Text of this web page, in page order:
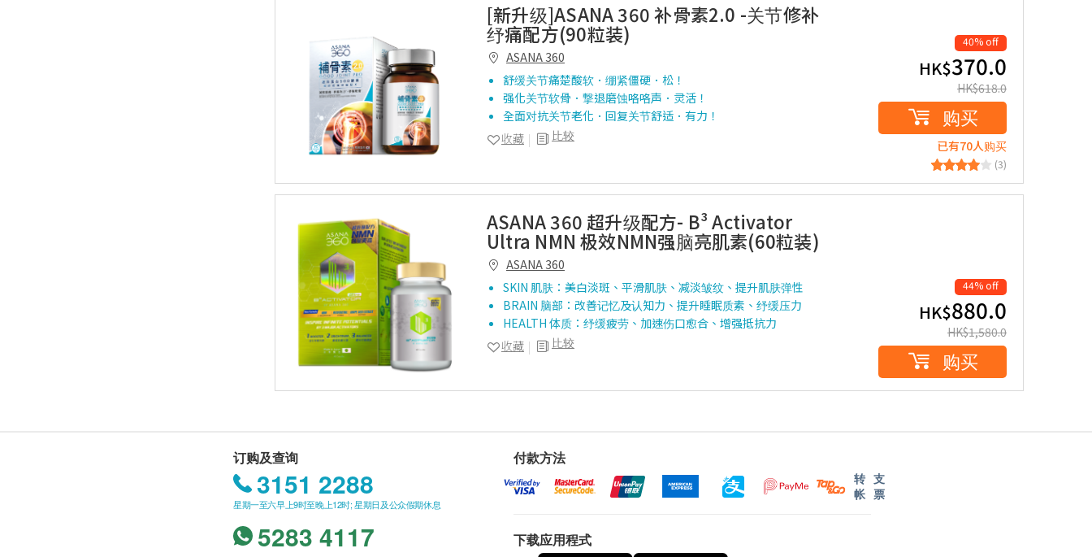
[新升级]ASANA 360 补骨素2.0 -关节修补
纾痛配方(90粒装)
ASANA 360
舒缓关节痛楚酸软．绷紧僵硬．松！
强化关节软骨．撃退磨蚀咯咯声．灵活！
全面对抗关节老化．回复关节舒适．有力！
比较
收藏
40% off
HK$370.0
HK$618.0
购买
已有70人购买
(3)
ASANA 360 超升级配方- B³ Activator
Ultra NMN 极效NMN强脑亮肌素(60粒装)
ASANA 360
SKIN 肌肤：美白淡斑、平滑肌肤、减淡皱纹、提升肌肤弹性
BRAIN 脑部：改善记忆及认知力、提升睡眠质素、纾缓压力
HEALTH 体质：纾缓疲劳、加速伤口愈合、增强抵抗力
比较
收藏
44% off
HK$880.0
HK$1,580.0
购买
订购及查询
3151 2288
星期一至六早上9时至晚上12时; 星期日及公众假期休息
5283 4117
付款方法
转
帐
支
票
下载应用程式